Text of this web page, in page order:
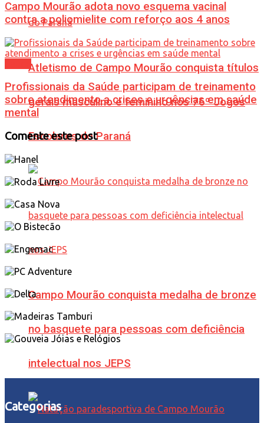
Atletismo de Campo Mourão conquista títulos
gerais masculino e feminino nos 76º Jogos
Escolares do Paraná
Campo Mourão conquista medalha de bronze
no basquete para pessoas com deficiência
intelectual nos JEPS
Campo Mourão adota novo esquema vacinal
contra a poliomielite com reforço aos 4 anos
Profissionais da Saúde participam de treinamento
sobre atendimento a crises e urgências em saúde
mental
Comente este post
Categorias